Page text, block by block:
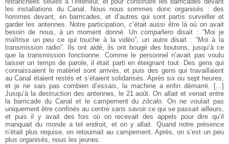
les installations du Canal. Nous nous sommes donc organisés : des
hommes devant, en barricades, et d’autres qui sont partis surveiller et
garder les antennes.
Notre participation, c’était aussi être là où on avait
besoin de nous, à un moment donné. Un compañero disait : “Moi je
maîtrise un peu ce qui touche à la vidéo”, un autre disait : “Moi à la
transmission radio”. Ils ont aidé, ils ont bougé des boutons, jusqu’à ce
que la transmission fonctionne. Comme le personnel n’avait pas voulu
laisser un temps de parole, il était parti en éteignant tout. Des gens qui
connaissaient le matériel sont arrivés, et puis des gens qui travaillaient
au Canal étaient restés et s’étaient solidarisés. Après six ou sept heures,
et je nesais pas combien d’essais, la machine a enfin démarré. [...]
Jusqu’à la destruction des antennes, le 21 août. On allait et venait entre
la barricade du Canal etle campement duzócalo . On ne voulait pas
uniquement être confinés au centre sans savoir ce qui se passait ailleurs,
et puis il y avait des fois où on recevait des appels pour dire qu’il
manquait du monde a tel endroit, et on y allait.
Quand notre présence
n’était plus requise, on retournait au campement. Après,
on s’est un peu
plus organisés, nous les jeunes.